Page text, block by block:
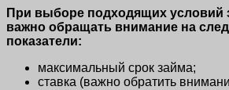
При выборе подходящих условий
важно обращать внимание на
показатели:
максимальный срок займа;
ставка (важно обратить